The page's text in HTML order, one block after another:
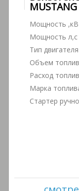
Мощность
Мощность л,с
Тип
Объем
Расход
Марка
Стартер